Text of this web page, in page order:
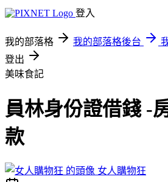
登入
我的部落格 我的部落格後台
登出
美味食記
員林身份證借錢 -
款
女人購物狂